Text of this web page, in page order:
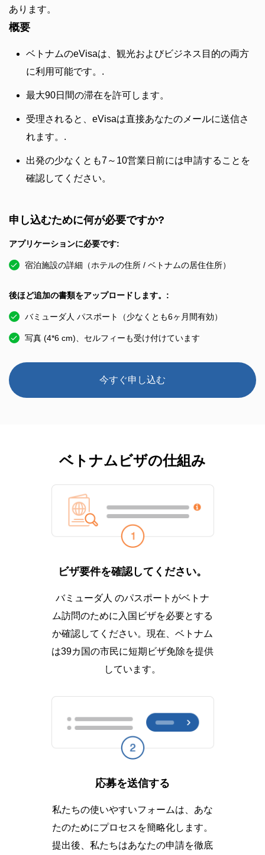
あります。
概要
ベトナムのeVisaは、観光およびビジネス目的の両方
に利用可能です。.
最大90日間の滞在を許可します。
受理されると、eVisaは直接あなたのメールに送信さ
れます。.
出発の少なくとも7～10営業日前には申請することを
確認してください。
申し込むために何が必要ですか?
アプリケーションに必要です:
宿泊施設の詳細（ホテルの住所 / ベトナムの居住住所）
後ほど追加の書類をアップロードします。:
バミューダ人 パスポート（少なくとも6ヶ月間有効）
写真 (4*6 cm)、セルフィーも受け付けています
今すぐ申し込む
ベトナムビザの仕組み
ビザ要件を確認してください。
バミューダ人 のパスポートがベトナ
ム訪問のために入国ビザを必要とする
か確認してください。現在、ベトナム
は39カ国の市民に短期ビザ免除を提供
しています。
応募を送信する
私たちの使いやすいフォームは、あな
たのためにプロセスを簡略化します。
提出後、私たちはあなたの申請を徹底